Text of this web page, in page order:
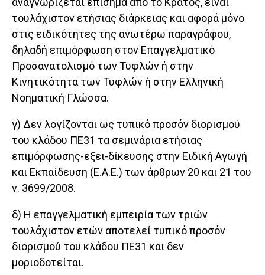
τουλάχιστον ετήσιας διάρκειας και αφορά μόνο
στις ειδικότητες της ανωτέρω παραγράφου,
δηλαδή επιμόρφωση στον Επαγγελματικό
Προσανατολισμό των Τυφλών ή στην
Κινητικότητα των Τυφλών ή στην Ελληνική
Νοηματική Γλώσσα.
γ) Δεν λογίζονται ως τυπικό προσόν διορισμού
του κλάδου ΠΕ31 τα σεμινάρια ετήσιας
επιμόρφωσης-εξει-δίκευσης στην Ειδική Αγωγή
και Εκπαίδευση (Ε.Α.Ε.) των άρθρων 20 και 21 του
ν. 3699/2008.
δ) Η επαγγελματική εμπειρία των τριών
τουλάχιστον ετών αποτελεί τυπικό προσόν
διορισμού του κλάδου ΠΕ31 και δεν
μοριοδοτείται.